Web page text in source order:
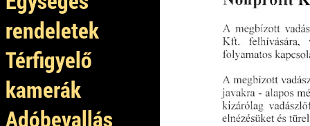
rendeletek
Térfigyelő
kamerák
Adóbevallás